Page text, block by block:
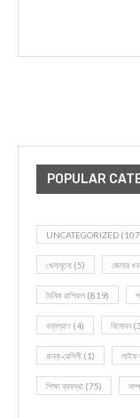
POPULAR
UNCATEGORIZED
খেলাধূলো (5) জেলার
দৈনিক রাশিফল (819)
বন্যপ্রাণ (4) বিনোদন
রান্না-রেসিপী (1) লাইফ
শিক্ষা ব্যবস্থা (75)